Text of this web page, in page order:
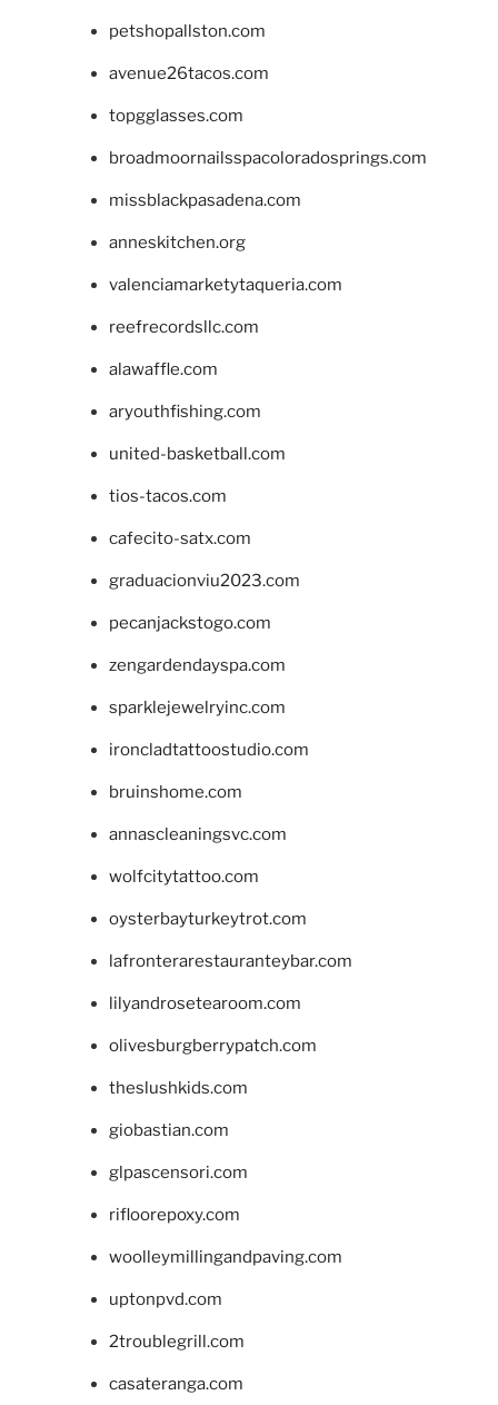
petshopallston.com
avenue26tacos.com
topgglasses.com
broadmoornailsspacoloradosprings.com
missblackpasadena.com
anneskitchen.org
valenciamarketytaqueria.com
reefrecordsllc.com
alawaffle.com
aryouthfishing.com
united-basketball.com
tios-tacos.com
cafecito-satx.com
graduacionviu2023.com
pecanjackstogo.com
zengardendayspa.com
sparklejewelryinc.com
ironcladtattoostudio.com
bruinshome.com
annascleaningsvc.com
wolfcitytattoo.com
oysterbayturkeytrot.com
lafronterarestauranteybar.com
lilyandrosetearoom.com
olivesburgberrypatch.com
theslushkids.com
giobastian.com
glpascensori.com
rifloorepoxy.com
woolleymillingandpaving.com
uptonpvd.com
2troublegrill.com
casateranga.com